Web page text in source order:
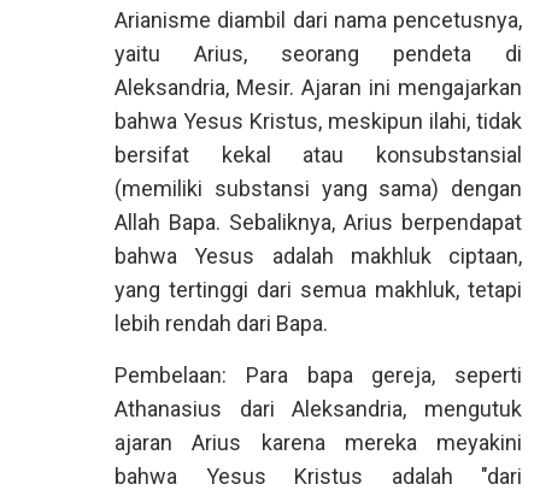
Arianisme diambil dari nama pencetusnya,
yaitu Arius, seorang pendeta di
Aleksandria, Mesir. Ajaran ini mengajarkan
bahwa Yesus Kristus, meskipun ilahi, tidak
bersifat kekal atau konsubstansial
(memiliki substansi yang sama) dengan
Allah Bapa. Sebaliknya, Arius berpendapat
bahwa Yesus adalah makhluk ciptaan,
yang tertinggi dari semua makhluk, tetapi
lebih rendah dari Bapa.
Pembelaan: Para bapa gereja, seperti
Athanasius dari Aleksandria, mengutuk
ajaran Arius karena mereka meyakini
bahwa Yesus Kristus adalah "dari